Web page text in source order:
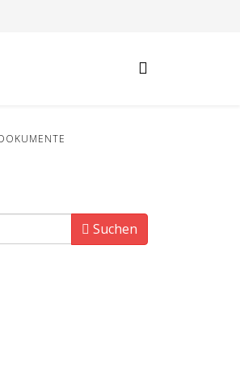
Suchen